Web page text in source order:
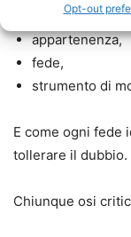
Opt-out
identità,
appartenenza,
fede,
strumento di
E come ogni fede
tollerare il dubbio.
Chiunque osi